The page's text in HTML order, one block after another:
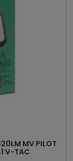
MV PILOT
V-TAC